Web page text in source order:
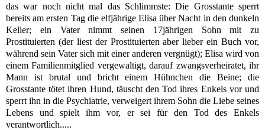
das war noch nicht mal das Schlimmste: Die Grosstante sperrt
bereits am ersten Tag die elfjährige Elisa über Nacht in den dunkeln
Keller; ein Vater nimmt seinen 17jährigen Sohn mit zu
Prostituierten (der liest der Prostituierten aber lieber ein Buch vor,
während sein Vater sich mit einer anderen vergnügt); Elisa wird von
einem Familienmitglied vergewaltigt, darauf zwangsverheiratet, ihr
Mann ist brutal und bricht einem Hühnchen die Beine; die
Grosstante tötet ihren Hund, täuscht den Tod ihres Enkels vor und
sperrt ihn in die Psychiatrie, verweigert ihrem Sohn die Liebe seines
Lebens und spielt ihm vor, er sei für den Tod des Enkels
verantwortlich.....